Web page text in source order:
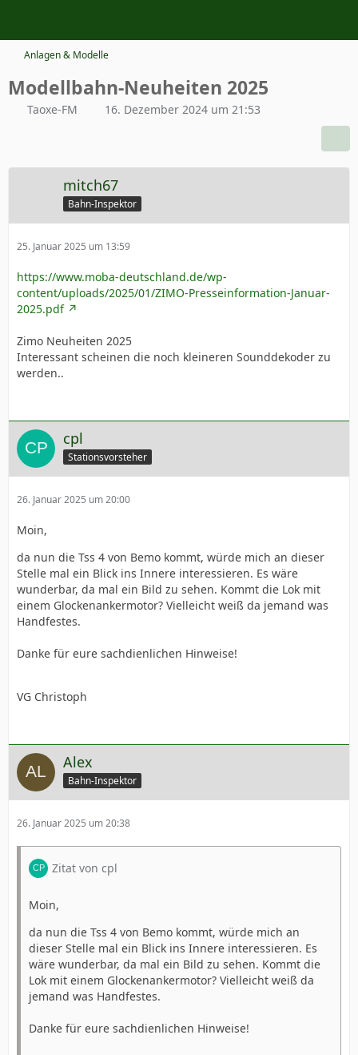
Anlagen & Modelle
Modellbahn-Neuheiten 2025
Taoxe-FM 16. Dezember 2024 um 21:53
mitch67
Bahn-Inspektor
25. Januar 2025 um 13:59
https://www.moba-deutschland.de/wp-
content/uploads/2025/01/ZIMO-Presseinformation-Januar-
2025.pdf
Zimo Neuheiten 2025
Interessant scheinen die noch kleineren Sounddekoder zu
werden..
cpl
Stationsvorsteher
26. Januar 2025 um 20:00
Moin,
da nun die Tss 4 von Bemo kommt, würde mich an dieser
Stelle mal ein Blick ins Innere interessieren. Es wäre
wunderbar, da mal ein Bild zu sehen. Kommt die Lok mit
einem Glockenankermotor? Vielleicht weiß da jemand was
Handfestes.
Danke für eure sachdienlichen Hinweise!
VG Christoph
Alex
Bahn-Inspektor
26. Januar 2025 um 20:38
Zitat von cpl
Moin,
da nun die Tss 4 von Bemo kommt, würde mich an
dieser Stelle mal ein Blick ins Innere interessieren. Es
wäre wunderbar, da mal ein Bild zu sehen. Kommt die
Lok mit einem Glockenankermotor? Vielleicht weiß da
jemand was Handfestes.
Danke für eure sachdienlichen Hinweise!